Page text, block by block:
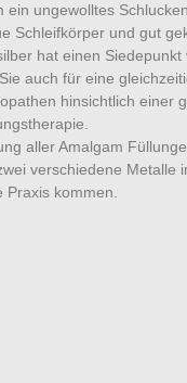
ein ungewolltes
Schleifkörper und gut
hat einen
auch für eine
hinsichtlich einer
aller Amalgam
verschiedene Metalle
Praxis kommen.